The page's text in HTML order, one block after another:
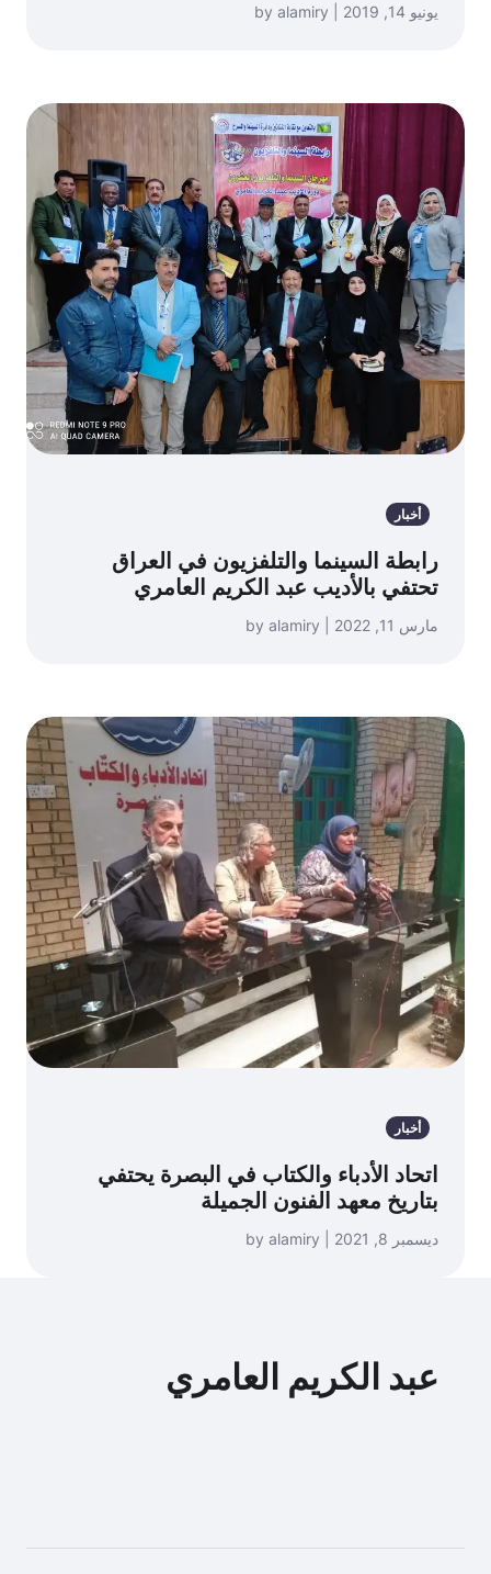
يونيو 14, 2019 | by alamiry
أخبار
رابطة السينما والتلفزيون في العراق
تحتفي بالأديب عبد الكريم العامري
مارس 11, 2022 | by alamiry
أخبار
اتحاد الأدباء والكتاب في البصرة يحتفي
بتاريخ معهد الفنون الجميلة
ديسمبر 8, 2021 | by alamiry
عبد الكريم العامري